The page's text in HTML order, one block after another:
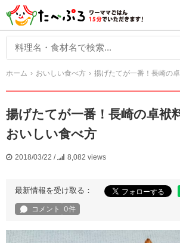
ホーム おいしい食べ方 揚げたてが一番！長崎の卓袱
揚げたてが一番！長崎の卓袱
おいしい食べ方
2018/03/22 / 8,082 views
最新情報を受け取る：